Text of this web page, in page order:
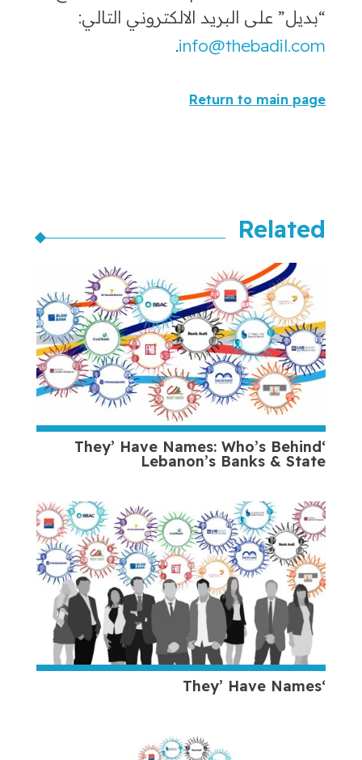
“بديل” على البريد الالكتروني التالي:
info@thebadil.com
.
Return to main page
Related
‘They’ Have Names: Who’s Behind
Lebanon’s Banks & State